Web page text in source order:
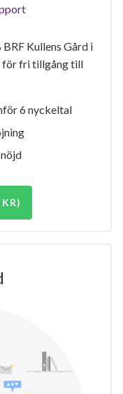
Kullens Gård i
för fri tillgång till
6 nyckeltal